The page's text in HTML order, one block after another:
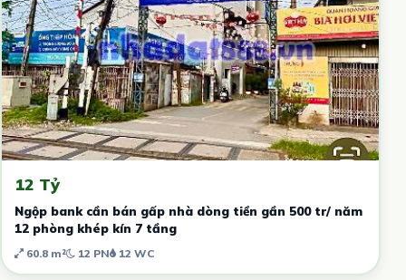
12 Tỷ
Ngộp bank cần bán gấp nhà dòng tiền gần 500 tr/ năm
12 phòng khép kín 7 tầng
60.8 m² 12 PN 12 WC